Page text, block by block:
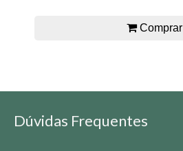
Comprar
Dúvidas Frequentes